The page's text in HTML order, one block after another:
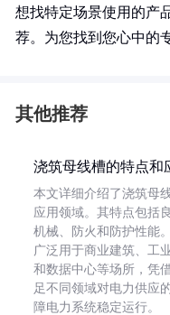
想找特定场景使用的产
荐。为您找到您心中的
其他推荐
浇筑母线槽的特点和
本文详细介绍了浇筑母
应用领域。其特点包括
机械、防火和防护性能
广泛用于商业建筑、工
和数据中心等场所，凭
足不同领域对电力供应
障电力系统稳定运行。